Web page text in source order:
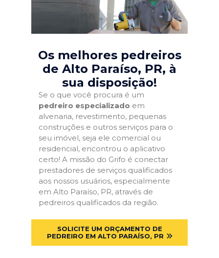
Os melhores pedreiros
de Alto Paraíso, PR, à
sua disposição!
Se o que você procura é um
pedreiro especializado em
alvenaria, revestimento, pequenas
construções e outros serviços para o
seu imóvel, seja ele comercial ou
residencial, encontrou o aplicativo
certo! A missão do Grifo é conectar
prestadores de serviços qualificados
aos nossos usuários, especialmente
em Alto Paraíso, PR, através de
pedreiros qualificados da região.
SOLICITE UM ORÇAMENTO DE
PEDREIRO EM ALTO PARAÍSO, PR